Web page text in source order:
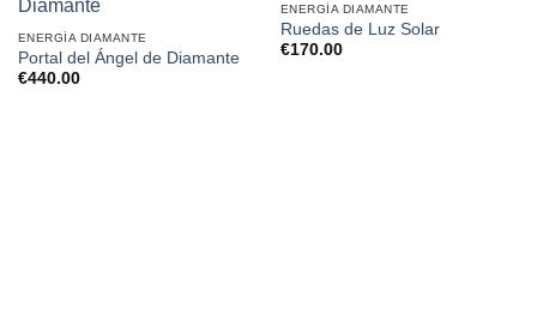
ENERGÍA DIAMANTE
Portal del Ángel de Diamante
€440.00
ENERGÍA DIAMANTE
Ruedas de Luz Solar
€170.00